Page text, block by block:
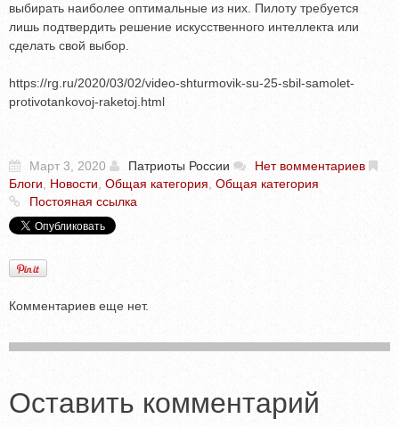
выбирать наиболее оптимальные из них. Пилоту требуется
лишь подтвердить решение искусственного интеллекта или
сделать свой выбор.
https://rg.ru/2020/03/02/video-shturmovik-su-25-sbil-samolet-
protivotankovoj-raketoj.html
Март 3, 2020 Патриоты России
Нет вомментариев
Блоги, Новости, Общая категория, Общая категория
Постояная ссылка
Комментариев еще нет.
Оставить комментарий